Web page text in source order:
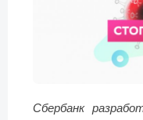
Сбербанк